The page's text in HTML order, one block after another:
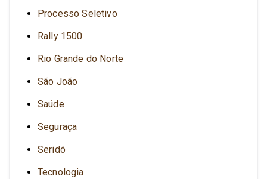
Processo Seletivo
Rally 1500
Rio Grande do Norte
São João
Saúde
Seguraça
Seridó
Tecnologia